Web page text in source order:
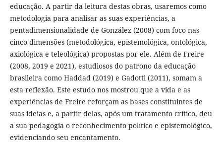
educação. A partir da leitura destas obras, usaremos como
metodologia para analisar as suas experiências, a
pentadimensionalidade de González (2008) com foco nas
cinco dimensões (metodológica, epistemológica, ontológica,
axiológica e teleológica) propostas por ele. Além de Freire
(2008, 2019 e 2021), estudiosos do patrono da educação
brasileira como Haddad (2019) e Gadotti (2011), somam a
esta reflexão. Este estudo nos mostrou que a vida e as
experiências de Freire reforçam as bases constituintes de
suas ideias e, a partir delas, após um tratamento crítico, deu
a sua pedagogia o reconhecimento político e epistemológico,
evidenciando seu encantamento.